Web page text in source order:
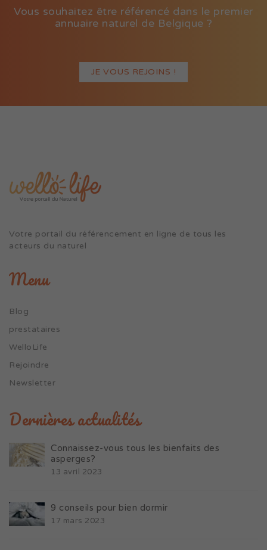
Vous souhaitez être référencé dans le premier
annuaire naturel de Belgique ?
JE VOUS REJOINS !
Votre portail du référencement en ligne de tous les
acteurs du naturel
Menu
Blog
prestataires
WelloLife
Rejoindre
Newsletter
Dernières actualités
Connaissez-vous tous les bienfaits des
asperges?
13 avril 2023
9 conseils pour bien dormir
17 mars 2023